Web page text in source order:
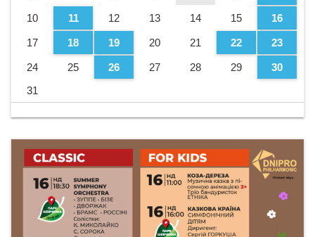
10 11 12 13 14 15 16
17 18 19 20 21 22 23
24 25 26 27 28 29
30
31